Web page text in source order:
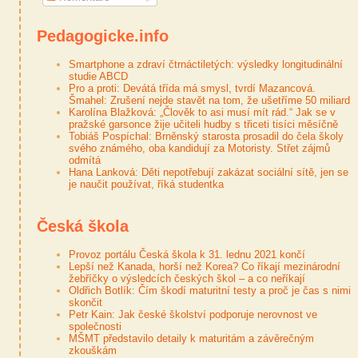
Pedagogicke.info
Smartphone a zdraví čtrnáctiletých: výsledky longitudinální
studie ABCD
Pro a proti: Devátá třída má smysl, tvrdí Mazancová.
Šmahel: Zrušení nejde stavět na tom, že ušetříme 50 miliard
Karolína Blažková: „Člověk to asi musí mít rád.“ Jak se v
pražské garsonce žije učiteli hudby s třiceti tisíci měsíčně
Tobiáš Pospíchal: Brněnský starosta prosadil do čela školy
svého známého, oba kandidují za Motoristy. Střet zájmů
odmítá
Hana Lanková: Děti nepotřebují zakázat sociální sítě, jen se
je naučit používat, říká studentka
Česká škola
Provoz portálu Česká škola k 31. lednu 2021 končí
Lepší než Kanada, horší než Korea? Co říkají mezinárodní
žebříčky o výsledcích českých škol – a co neříkají
Oldřich Botlík: Čím škodí maturitní testy a proč je čas s nimi
skončit
Petr Kain: Jak české školství podporuje nerovnost ve
společnosti
MŠMT představilo detaily k maturitám a závěrečným
zkouškám